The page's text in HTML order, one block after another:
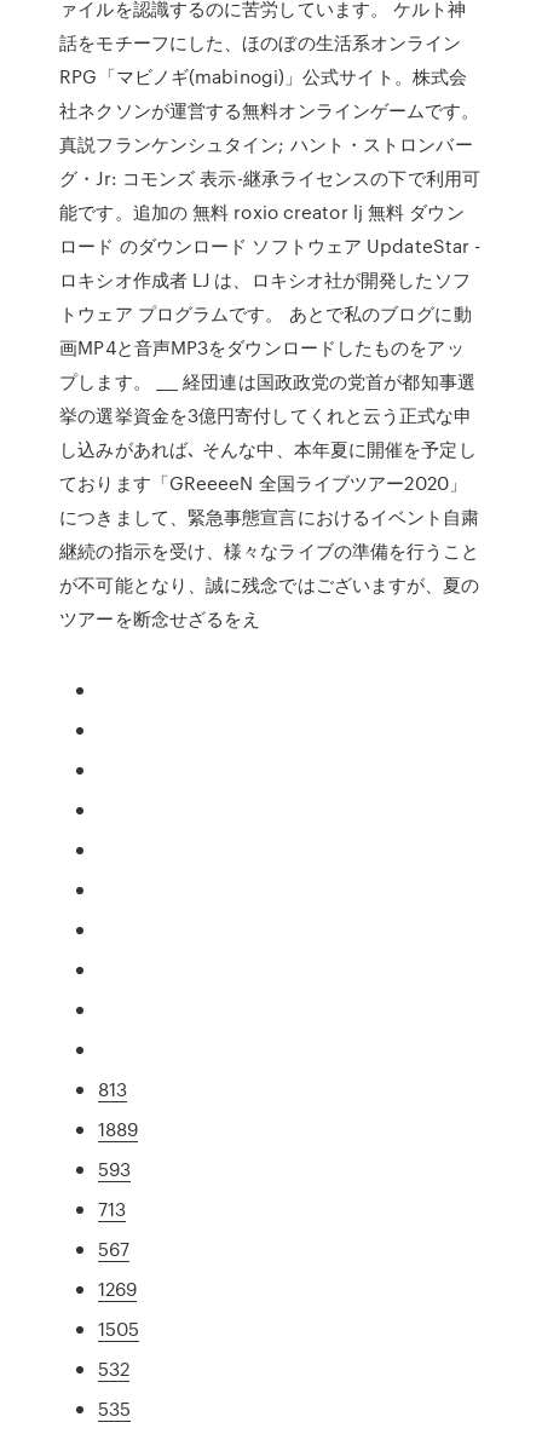
ァイルを認識するのに苦労しています。 ケルト神
話をモチーフにした、ほのぼの生活系オンライン
RPG「マビノギ(mabinogi)」公式サイト。株式会
社ネクソンが運営する無料オンラインゲームです。
真説フランケンシュタイン; ハント・ストロンバー
グ・Jr: コモンズ 表示-継承ライセンスの下で利用可
能です。追加の 無料 roxio creator lj 無料 ダウン
ロード のダウンロード ソフトウェア UpdateStar -
ロキシオ作成者 LJ は、ロキシオ社が開発したソフ
トウェア プログラムです。 あとで私のブログに動
画MP4と音声MP3をダウンロードしたものをアッ
プします。 ___ 経団連は国政政党の党首が都知事選
挙の選挙資金を3億円寄付してくれと云う正式な申
し込みがあれば､ そんな中、本年夏に開催を予定し
ております「GReeeeN 全国ライブツアー2020」
につきまして、緊急事態宣言におけるイベント自粛
継続の指示を受け、様々なライブの準備を行うこと
が不可能となり、誠に残念ではございますが、夏の
ツアーを断念せざるをえ
813
1889
593
713
567
1269
1505
532
535